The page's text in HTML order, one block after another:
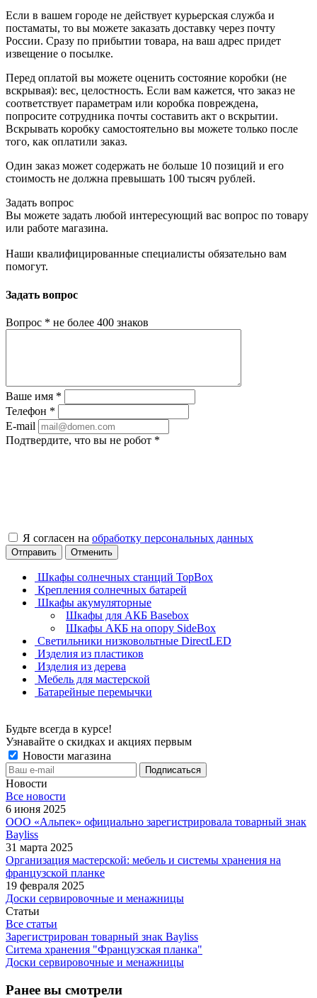
Если в вашем городе не действует курьерская служба и
постаматы, то вы можете заказать доставку через почту
России. Сразу по прибытии товара, на ваш адрес придет
извещение о посылке.
Перед оплатой вы можете оценить состояние коробки (не
вскрывая): вес, целостность. Если вам кажется, что заказ не
соответствует параметрам или коробка повреждена,
попросите сотрудника почты составить акт о вскрытии.
Вскрывать коробку самостоятельно вы можете только после
того, как оплатили заказ.
Один заказ может содержать не больше 10 позиций и его
стоимость не должна превышать 100 тысяч рублей.
Задать вопрос
Вы можете задать любой интересующий вас вопрос по товару
или работе магазина.
Наши квалифицированные специалисты обязательно вам
помогут.
Задать вопрос
Вопрос * не более 400 знаков
Ваше имя *
Телефон *
E-mail
Подтвердите, что вы не робот *
Я согласен на обработку персональных данных
Отправить Отменить
Шкафы солнечных станций TopBox
Крепления солнечных батарей
Шкафы акумуляторные
Шкафы для АКБ Basebox
Шкафы АКБ на опору SideBox
Светильники низковольтные DirectLED
Изделия из пластиков
Изделия из дерева
Мебель для мастерской
Батарейные перемычки
Будьте всегда в курсе!
Узнавайте о скидках и акциях первым
Новости магазина
Новости
Все новости
6 июня 2025
ООО «Альпек» официально зарегистрировала товарный знак
Bayliss
31 марта 2025
Организация мастерской: мебель и системы хранения на
французской планке
19 февраля 2025
Доски сервировочные и менажницы
Статьи
Все статьи
Зарегистрирован товарный знак Bayliss
Ситема хранения "Французская планка"
Доски сервировочные и менажницы
Ранее вы смотрели